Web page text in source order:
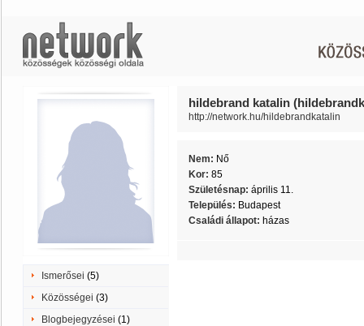
Ismerősei (5)
Közösségei (3)
Blogbejegyzései (1)
hildebrand katalin
http://network.hu/hildebrandkatalin
Nem: Nő
Kor: 85
Születésnap: április 11.
Település: Budapest
Családi állapot: házas